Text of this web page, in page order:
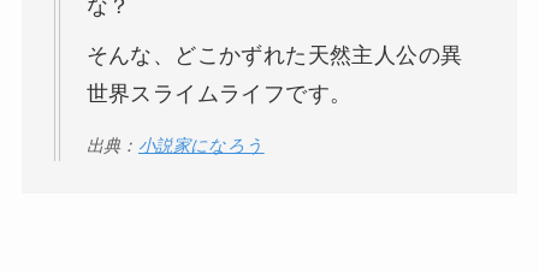
な？
そんな、どこかずれた天然主人公の異
世界スライムライフです。
出典： 小説家になろう